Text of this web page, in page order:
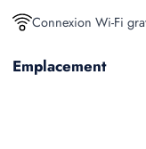
Connexion Wi-Fi
Emplacement